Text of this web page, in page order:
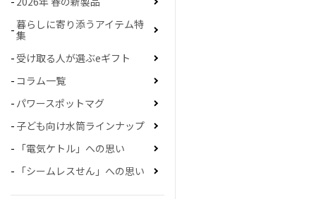
暮らしに寄り添うアイテム特
集
受け取る人が選ぶeギフト
コラム一覧
パワースポットマグ
子ども向け水筒ラインナップ
「電気ケトル」への思い
「シームレスせん」への思い